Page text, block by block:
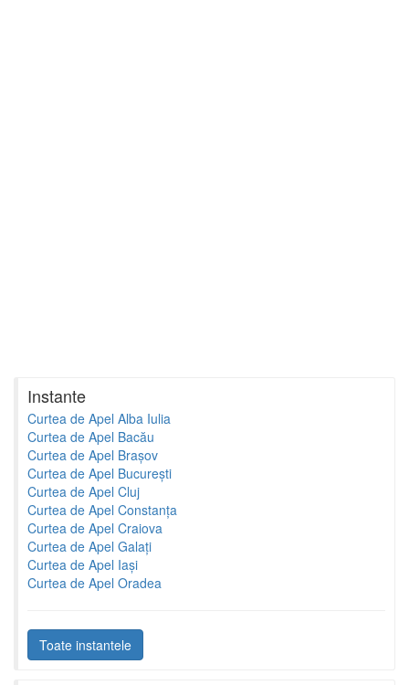
Instante
Curtea de Apel Alba Iulia
Curtea de Apel Bacău
Curtea de Apel Brașov
Curtea de Apel București
Curtea de Apel Cluj
Curtea de Apel Constanța
Curtea de Apel Craiova
Curtea de Apel Galați
Curtea de Apel Iași
Curtea de Apel Oradea
Toate instantele